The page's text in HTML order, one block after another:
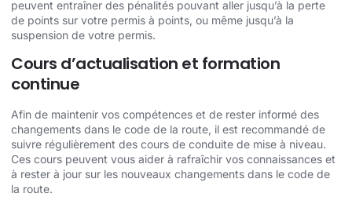
peuvent entraîner des pénalités pouvant aller jusqu’à la perte
de points sur votre permis à points, ou même jusqu’à la
suspension de votre permis.
Cours d’actualisation et formation
continue
Afin de maintenir vos compétences et de rester informé des
changements dans le code de la route, il est recommandé de
suivre régulièrement des cours de conduite de mise à niveau.
Ces cours peuvent vous aider à rafraîchir vos connaissances et
à rester à jour sur les nouveaux changements dans le code de
la route.